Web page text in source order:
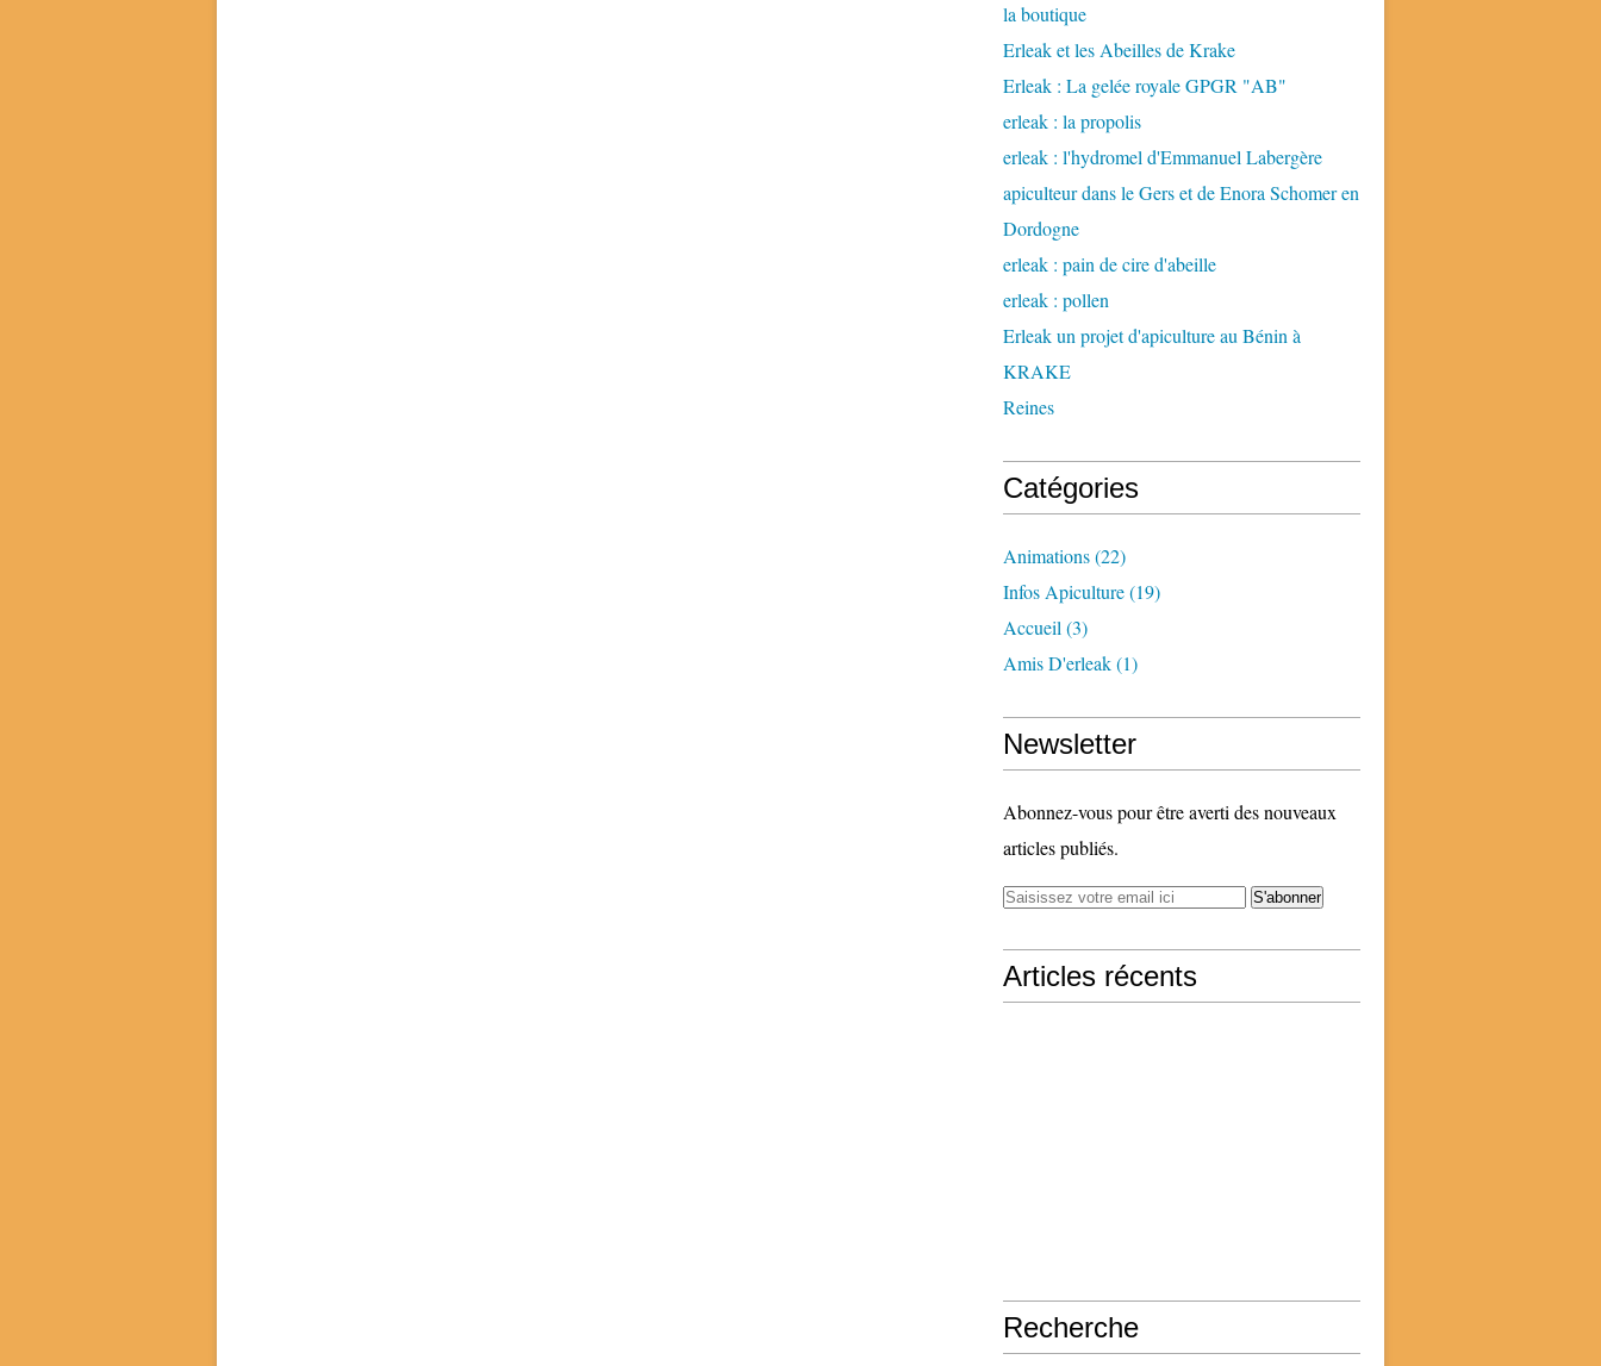
la boutique
Erleak et les Abeilles de Krake
Erleak : La gelée royale GPGR "AB"
erleak : la propolis
erleak : l'hydromel d'Emmanuel Labergère
apiculteur dans le Gers et de Enora Schomer en
Dordogne
erleak : pain de cire d'abeille
erleak : pollen
Erleak un projet d'apiculture au Bénin à
KRAKE
Reines
Catégories
Animations(22)
Infos Apiculture(19)
Accueil (3)
Amis D'erleak(1)
Newsletter
Abonnez-vous pour être averti des nouveaux
articles publiés.
Articles récents
Recherche